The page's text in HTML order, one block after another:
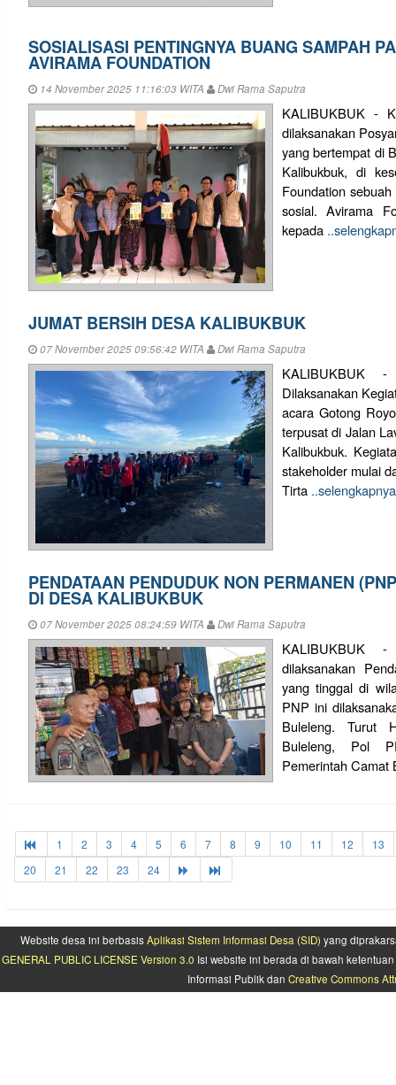
SOSIALISASI PENTINGNYA BUANG SAMPAH
AVIRAMA FOUNDATION
14 November 2025 11:16:03 WITA Dwi Rama Saputra
KALIBUKBUK -
dilaksanakan
yang bertempat di
Kalibukbuk, di
Foundation
sosial. Avirama
kepada
JUMAT BERSIH DESA KALIBUKBUK
07 November 2025 09:56:42 WITA Dwi Rama Saputra
KALIBUKBUK
Dilaksanakan
acara Gotong
terpusat di Jalan
Kalibukbuk.
stakeholder mulai
Tirta ..selengkapnya
PENDATAAN PENDUDUK NON PERMANEN
DI DESA KALIBUKBUK
07 November 2025 08:24:59 WITA Dwi Rama Saputra
KALIBUKBUK
dilaksanakan
yang tinggal di
PNP ini
Buleleng. Turut
Buleleng, Pol
Pemerintah Camat
1 2 3 4 5 6 7 8 9 10 11 12
13
20
21 22 23 24
Website desa ini berbasisAplikasi Sistem Informasi Desa (SID) yang
GENERAL PUBLIC LICENSE Version 3.0 Isi website ini berada di bawah
Informasi Publik dan Creative Commons